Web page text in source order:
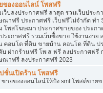
ของออนไลน์ โพสฟรี
เว็บลงประกาศฟรี ล่าสุด รวมเว็บปร
ณาฟรี ประกาศฟรี เว็บฟรีไม่จำกัด ทำ
โพสโฆษณา ประกาศขายของ ประกา
ประกาศฟรี รวมเว็บซื้อขาย ใช้งานง่า
คอนโด ที่ดิน ขายบ้าน คอนโด ที่ดิน ป
บ ฝากร้านฟรี โพ ส ฟรี ลงประกาศฟรี
ณาฟรี ลงประกาศฟรี 2023
ชั่นเปิดร้าน โพสฟรี
ขายของออนไลน์ให้ปัง smf โพสต์ขาย